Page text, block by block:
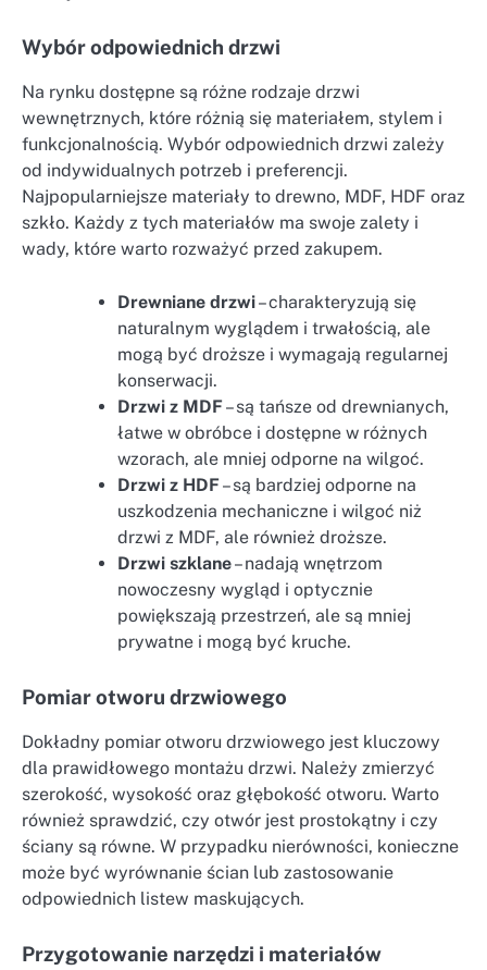
Wybór odpowiednich drzwi
Na rynku dostępne są różne rodzaje drzwi
wewnętrznych, które różnią się materiałem, stylem i
funkcjonalnością. Wybór odpowiednich drzwi zależy
od indywidualnych potrzeb i preferencji.
Najpopularniejsze materiały to drewno, MDF, HDF oraz
szkło. Każdy z tych materiałów ma swoje zalety i
wady, które warto rozważyć przed zakupem.
Drewniane drzwi– charakteryzują się
naturalnym wyglądem i trwałością, ale
mogą być droższe i wymagają regularnej
konserwacji.
Drzwi z MDF– są tańsze od drewnianych,
łatwe w obróbce i dostępne w różnych
wzorach, ale mniej odporne na wilgoć.
Drzwi z HDF– są bardziej odporne na
uszkodzenia mechaniczne i wilgoć niż
drzwi z MDF, ale również droższe.
Drzwi szklane– nadają wnętrzom
nowoczesny wygląd i optycznie
powiększają przestrzeń, ale są mniej
prywatne i mogą być kruche.
Pomiar otworu drzwiowego
Dokładny pomiar otworu drzwiowego jest kluczowy
dla prawidłowego montażu drzwi. Należy zmierzyć
szerokość, wysokość oraz głębokość otworu. Warto
również sprawdzić, czy otwór jest prostokątny i czy
ściany są równe. W przypadku nierówności, konieczne
może być wyrównanie ścian lub zastosowanie
odpowiednich listew maskujących.
Przygotowanie narzędzi i materiałów